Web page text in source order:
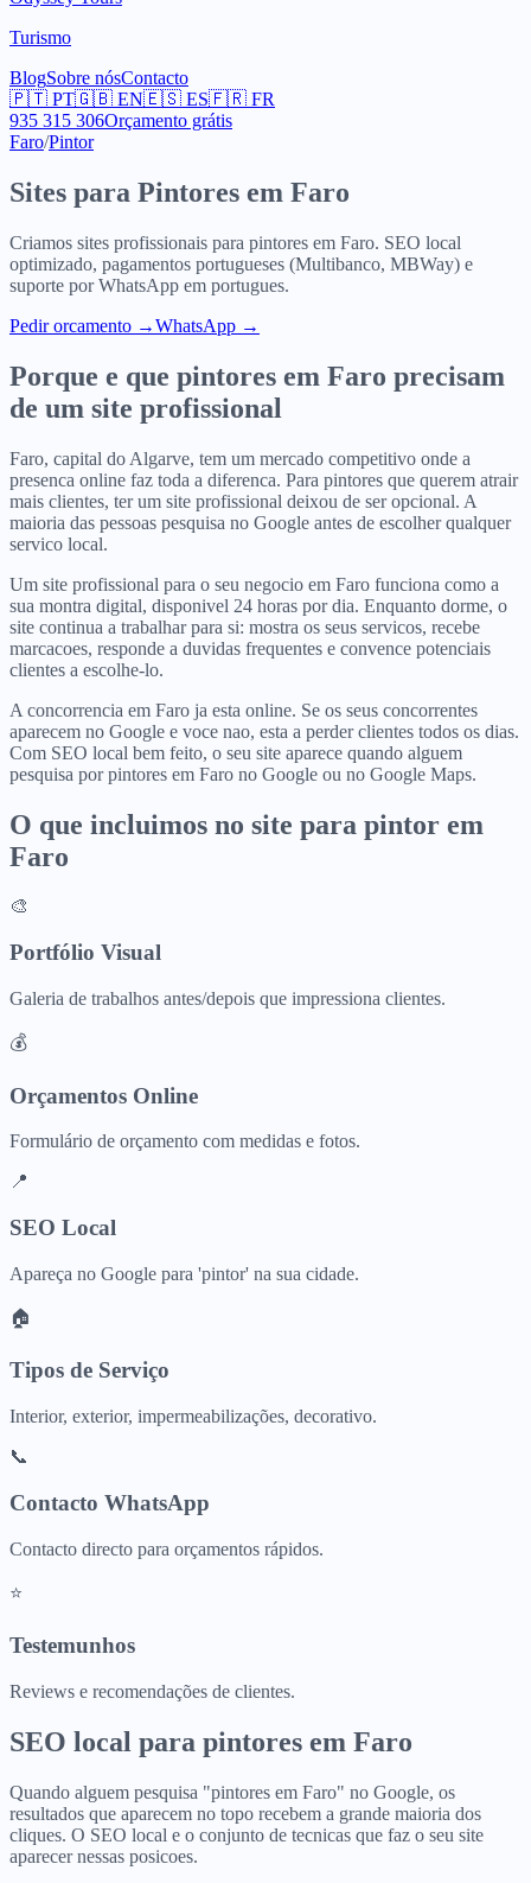
Turismo
BlogSobre nósContacto
🇵🇹 PT🇬🇧 EN🇪🇸 ES🇫🇷 FR
935 315 306Orçamento grátis
Faro/Pintor
Sites para Pintores em Faro
Criamos sites profissionais para pintores em Faro. SEO local
optimizado, pagamentos portugueses (Multibanco, MBWay) e
suporte por WhatsApp em portugues.
Pedir orcamento →WhatsApp →
Porque e que pintores em Faro precisam
de um site profissional
Faro, capital do Algarve, tem um mercado competitivo onde a
presenca online faz toda a diferenca. Para pintores que querem atrair
mais clientes, ter um site profissional deixou de ser opcional. A
maioria das pessoas pesquisa no Google antes de escolher qualquer
servico local.
Um site profissional para o seu negocio em Faro funciona como a
sua montra digital, disponivel 24 horas por dia. Enquanto dorme, o
site continua a trabalhar para si: mostra os seus servicos, recebe
marcacoes, responde a duvidas frequentes e convence potenciais
clientes a escolhe-lo.
A concorrencia em Faro ja esta online. Se os seus concorrentes
aparecem no Google e voce nao, esta a perder clientes todos os dias.
Com SEO local bem feito, o seu site aparece quando alguem
pesquisa por pintores em Faro no Google ou no Google Maps.
O que incluimos no site para pintor em
Faro
🎨
Portfólio Visual
Galeria de trabalhos antes/depois que impressiona clientes.
💰
Orçamentos Online
Formulário de orçamento com medidas e fotos.
📍
SEO Local
Apareça no Google para 'pintor' na sua cidade.
🏠
Tipos de Serviço
Interior, exterior, impermeabilizações, decorativo.
📞
Contacto WhatsApp
Contacto directo para orçamentos rápidos.
⭐
Testemunhos
Reviews e recomendações de clientes.
SEO local para pintores em Faro
Quando alguem pesquisa "pintores em Faro" no Google, os
resultados que aparecem no topo recebem a grande maioria dos
cliques. O SEO local e o conjunto de tecnicas que faz o seu site
aparecer nessas posicoes.